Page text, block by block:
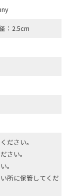
：2.5cm
ださい。
さい。
。
所に保管してくだ